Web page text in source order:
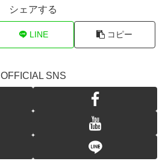
シェアする
LINE コピー
OFFICIAL SNS